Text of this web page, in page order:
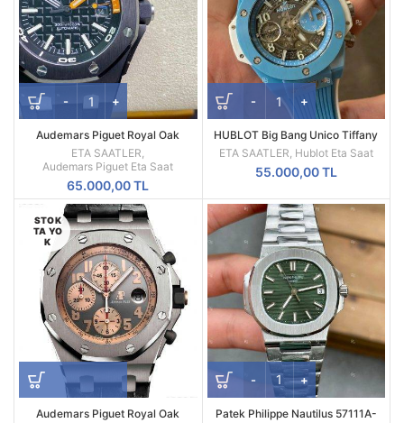
Audemars Piguet Royal Oak
Offshore Diver 15707CE Ceramic
Kasa Siyah Turuncu
ETA SAATLER,
Audemars Piguet Eta Saat
65.000,00TL
HUBLOT Big Bang Unico Tiffany
Blue Ceramic Skeleton Kadran
42mm
ETA SAATLER, Hublot Eta Saat
55.000,00TL
STOK
TA YO
K
Audemars Piguet Royal Oak
Patek Philippe Nautilus 57111A-